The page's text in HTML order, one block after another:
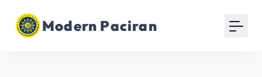
Modern Paciran